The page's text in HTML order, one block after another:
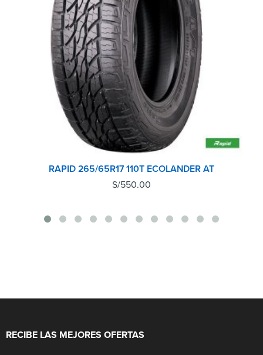
RAPID 265/65R17 110T ECOLANDER AT
S/550.00
RECIBE LAS MEJORES OFERTAS